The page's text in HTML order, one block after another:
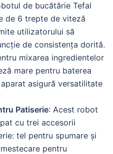
de bucătărie Tefal
de 6 trepte de viteză
utilizatorului să
de consistența dorită.
mixarea ingredientelor
mare pentru baterea
asigură versatilitate
Patiserie: Acest robot
cu trei accesorii
tel pentru spumare și
pentru